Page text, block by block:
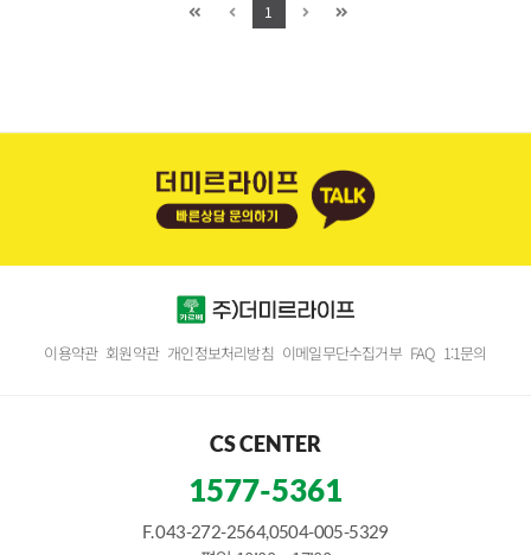
1
이용약관 회원약관 개인정보처리방침 이메일무단수집거부 FAQ 1:1문의
CS CENTER
1577-5361
F. 043-272-2564,0504-005-5329